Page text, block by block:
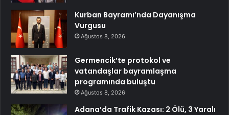
Kurban Bayramı’nda Dayanışma
Vurgusu
Ağustos 8, 2026
Germencik’te protokol ve
vatandaşlar bayramlaşma
programında buluştu
Ağustos 8, 2026
Adana’da Trafik Kazası: 2 Ölü, 3 Yaralı